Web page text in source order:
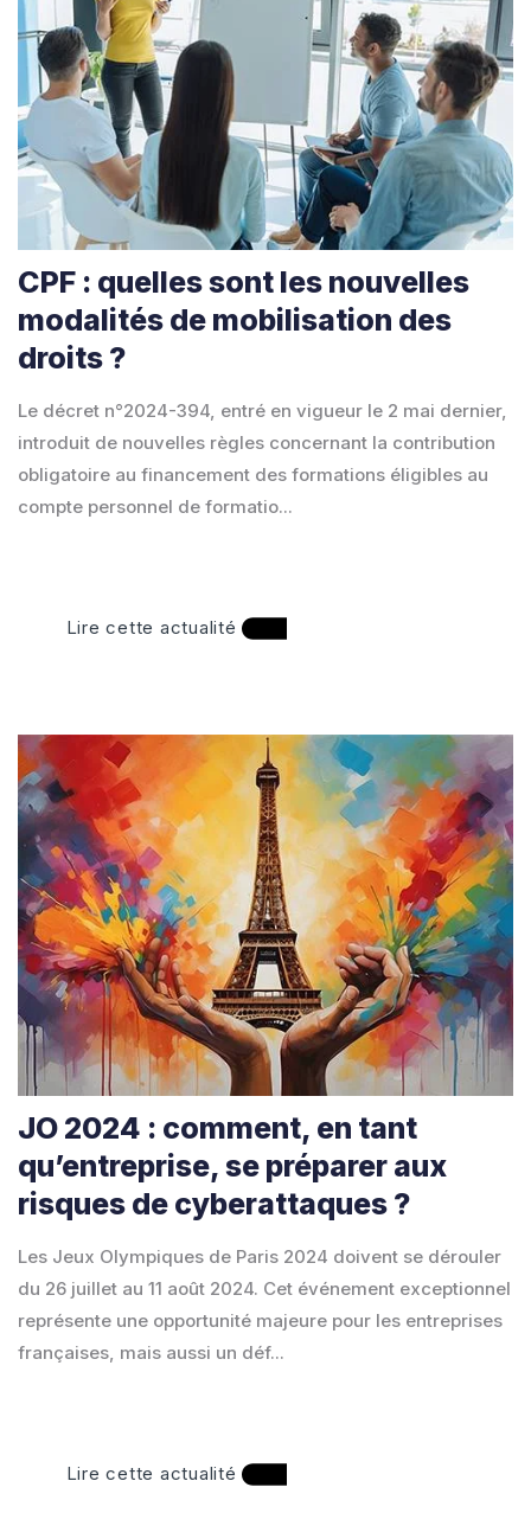
CPF : quelles sont les nouvelles
modalités de mobilisation des
droits ?
Le décret n°2024-394, entré en vigueur le 2 mai dernier,
introduit de nouvelles règles concernant la contribution
obligatoire au financement des formations éligibles au
compte personnel de formatio...
Lire cette actualité
JO 2024 : comment, en tant
qu’entreprise, se préparer aux
risques de cyberattaques ?
Les Jeux Olympiques de Paris 2024 doivent se dérouler
du 26 juillet au 11 août 2024. Cet événement exceptionnel
représente une opportunité majeure pour les entreprises
françaises, mais aussi un déf...
Lire cette actualité